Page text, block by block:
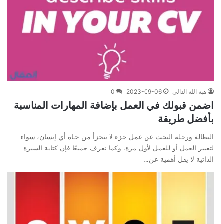
هبة الله الدالي 2023-09-06
0
اضمن قبولك في العمل بإضافة المهارات المناسبة
بأفضل طريقة
البطالة ورحلة البحث عن عمل جزء لا يتجزأ من حياة أي إنسان، سواء
لتغيير العمل أو للعمل لأول مرة. وكما نعرف جميعًا فإن كتابة السيرة
الذاتية لا يقل أهمية عن…